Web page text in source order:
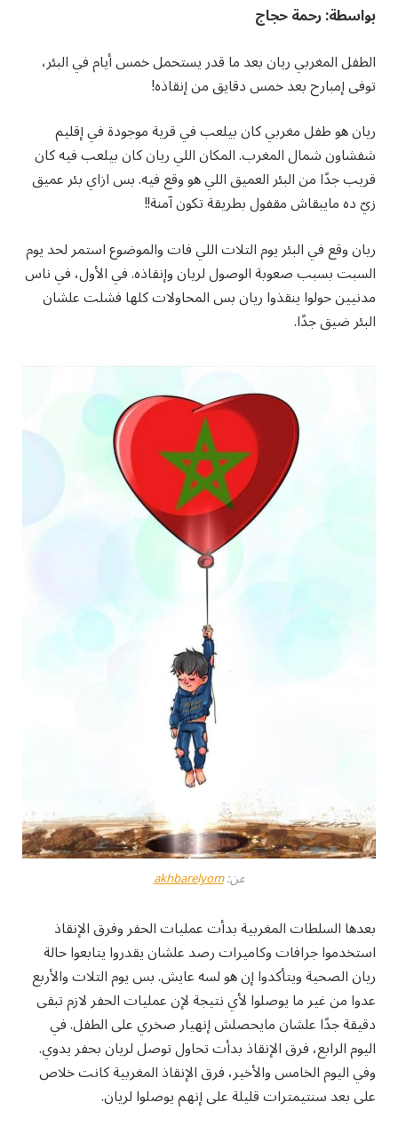
بواسطة: رحمة حجاج
الطفل المغربي ريان بعد ما قدر يستحمل خمس أيام في البئر،
توفى إمبارح بعد خمس دقايق من إنقاذه!
ريان هو طفل مغربي كان بيلعب في قرية موجودة في إقليم
شفشاون شمال المغرب. المكان اللي ريان كان بيلعب فيه كان
قريب جدًا من البئر العميق اللي هو وقع فيه. بس ازاي بئر عميق
زيّ ده مايبقاش مقفول بطريقة تكون آمنة!!
ريان وقع في البئر يوم التلات اللي فات والموضوع استمر لحد يوم
السبت بسبب صعوبة الوصول لريان وإنقاذه. في الأول، في ناس
مدنيين حولوا ينقذوا ريان بس المحاولات كلها فشلت علشان
البئر ضيق جدًا.
عن:akhbarelyom
بعدها السلطات المغربية بدأت عمليات الحفر وفرق الإنقاذ
استخدموا جرافات وكاميرات رصد علشان يقدروا يتابعوا حالة
ريان الصحية ويتأكدوا إن هو لسه عايش. بس يوم التلات والأربع
عدوا من غير ما يوصلوا لأي نتيجة لإن عمليات الحفر لازم تبقى
دقيقة جدًا علشان مايحصلش إنهيار صخري على الطفل. في
اليوم الرابع، فرق الإنقاذ بدأت تحاول توصل لريان بحفر يدوي.
وفي اليوم الخامس والأخير، فرق الإنقاذ المغربية كانت خلاص
على بعد سنتيمترات قليلة على إنهم يوصلوا لريان.